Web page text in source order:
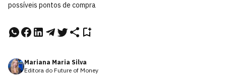
possíveis pontos de compra
Mariana Maria Silva
Editora do Future of Money